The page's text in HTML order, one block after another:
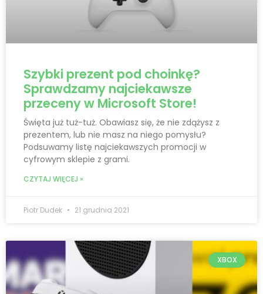
Szybki prezent pod choinkę?
Sprawdzamy najciekawsze
przeceny w Microsoft Store!
Święta już tuż-tuż. Obawiasz się, że nie zdążysz z
prezentem, lub nie masz na niego pomysłu?
Podsuwamy listę najciekawszych promocji w
cyfrowym sklepie z grami.
CZYTAJ WIĘCEJ »
Piotr Dudek 21 grudnia 2021
XBOX